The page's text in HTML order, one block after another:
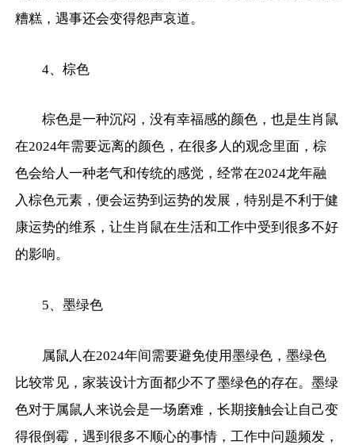
糟糕，遇事还会变得怨声哀道。
4、棕色
棕色是一种沉闷，没有幸福感的颜色，也是生肖鼠
在2024年需要远离的颜色，在很多人的观念里面，棕
色会给人一种老气和传统的感觉，经常在2024龙年融
入棕色元素，便会运势到运势的发展，特别是不利于健
康运势的维系，让生肖鼠在生活和工作中受到很多不好
的影响。
5、墨绿色
属鼠人在2024年间需要避免使用墨绿色，墨绿色
比较常见，家装设计方面都少不了墨绿色的存在。墨绿
色对于属鼠人来说会是一场磨难，长期接触会让自己变
得很倒霉，遇到很多不顺心的事情，工作中问题频发，